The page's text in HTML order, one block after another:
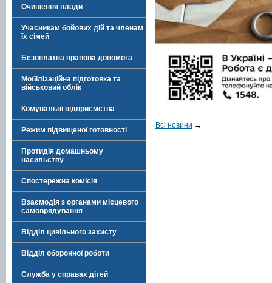
Очищення влади
Учасникам бойових дій та членам
їх сімей
Безоплатна правова допомога
Мобілізаційна підготовка та
військовий облік
Комунальні підприємства
Режим підвищеної готовності
Протидія домашньому
насильству
Спостережна комісія
Взаємодія з органами місцевого
самоврядування
Відділ цивільного захисту
Відділ оборонної роботи
Служба у справах дітей
Всі новини →